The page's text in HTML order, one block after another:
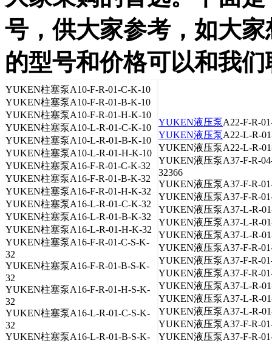
号，供大家参考，如大
的型号和价格可以和我们
YUKEN柱塞泵A10-F-R-01-C-K-10
YUKEN柱塞泵A10-F-R-01-B-K-10
YUKEN柱塞泵A10-F-R-01-H-K-10
YUKEN柱塞泵A10-L-R-01-C-K-10
YUKEN柱塞泵A10-L-R-01-B-K-10
YUKEN柱塞泵A10-L-R-01-H-K-10
YUKEN柱塞泵A16-F-R-01-C-K-32
YUKEN柱塞泵A16-F-R-01-B-K-32
YUKEN柱塞泵A16-F-R-01-H-K-32
YUKEN柱塞泵A16-L-R-01-C-K-32
YUKEN柱塞泵A16-L-R-01-B-K-32
YUKEN柱塞泵A16-L-R-01-H-K-32
YUKEN柱塞泵A16-F-R-01-C-S-K-
32
YUKEN柱塞泵A16-F-R-01-B-S-K-
32
YUKEN柱塞泵A16-F-R-01-H-S-K-
32
YUKEN柱塞泵A16-L-R-01-C-S-K-
32
YUKEN柱塞泵A16-L-R-01-B-S-K-
YUKEN液压泵A22-F-R-
YUKEN液压泵A22-L-R-
YUKEN液压泵A22-L-R-
YUKEN液压泵A37-F-R-
32366
YUKEN液压泵A37-F-R-
YUKEN液压泵A37-F-R-
YUKEN液压泵A37-L-R-
YUKEN液压泵A37-L-R-
YUKEN液压泵A37-L-R-
YUKEN液压泵A37-F-R-
YUKEN液压泵A37-F-R-
YUKEN液压泵A37-F-R-
YUKEN液压泵A37-L-R-
YUKEN液压泵A37-L-R-
YUKEN液压泵A37-L-R-
YUKEN液压泵A37-F-R-
YUKEN液压泵A37-F-R-